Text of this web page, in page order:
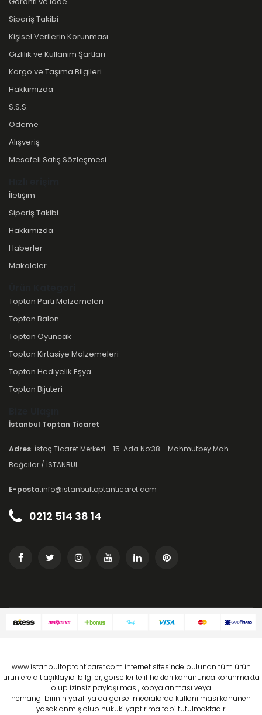
Sipariş Takibi
Kişisel Verilerin Korunması
Gizlilik ve Kullanım Şartları
Kargo ve Taşıma Bilgileri
Hakkımızda
S.S.S.
Ödeme
Alışveriş
Mesafeli Satış Sözleşmesi
İletişim
Sipariş Takibi
Hakkımızda
Haberler
Makaleler
Toptan Parti Malzemeleri
Toptan Balon
Toptan Oyuncak
Toptan Kırtasiye Malzemeleri
Toptan Hediyelik Eşya
Toptan Bijuteri
İstanbul Toptan Ticaret
Adres: İstoç Ticaret Merkezi - 15. Ada No:38 - Mahmutbey Mah.
Bağcılar / İSTANBUL
E-posta:info@istanbultoptanticaret.com
0212 514 38 14
www.istanbultoptanticaret.com internet sitesinde bulunan tüm ürün
ürünlere ait açıklayıcı bilgiler, görseller telif hakları kanununca korunmakta
olup izinsiz paylaşılması, kopyalanması veya
herhangi birinin yazılı ya da görsel mecralarda kullanılması kanunen
yasaklanmış olup hukuki yaptırıma tabi tutulmaktadır.